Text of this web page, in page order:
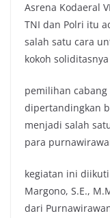
Asrena Kodaeral
TNI dan Polri itu
salah satu cara
kokoh
pemilihan
dipertandingkan
menjadi salah
para
kegiatan ini diikuti
Margono, S.E.,
dari